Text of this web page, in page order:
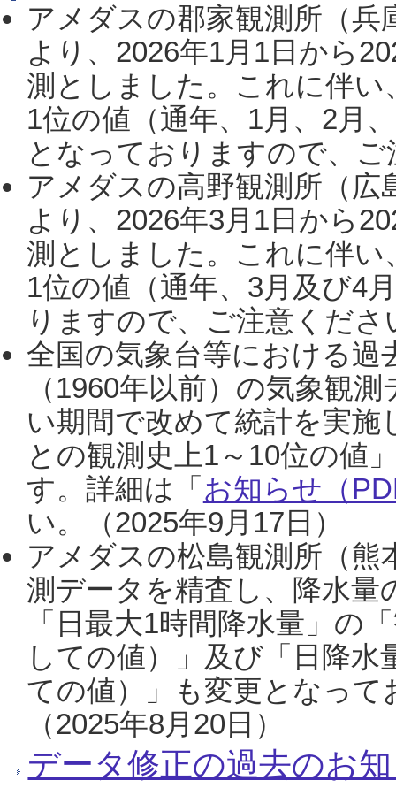
アメダスの郡家観測所（
より、2026年1月1日から
測としました。これに伴い
1位の値（通年、1月、2月
となっておりますので、
アメダスの高野観測所（
より、2026年3月1日から
測としました。これに伴い
1位の値（通年、3月及び4
りますので、ご注意くだ
全国の気象台等における過
（1960年以前）の気象観
い期間で改めて統計を実
との観測史上1～10位の値
す。詳細は「 お知らせ（
い。（2025年9月17日）
アメダスの松島観測所（熊
測データを精査し、降水
「日最大1時間降水量」の
しての値）」及び「日降
ての値）」も変更となっ
（2025年8月20日）
データ修正の過去のお